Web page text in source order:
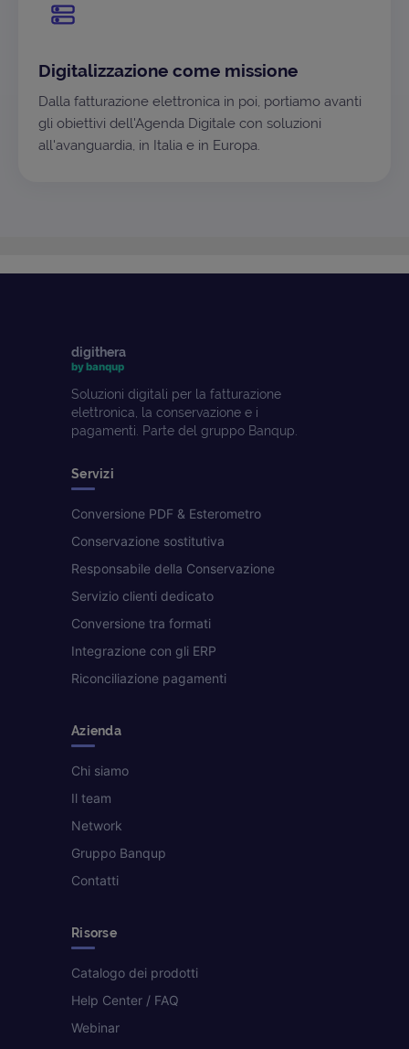
Digitalizzazione come missione
Dalla fatturazione elettronica in poi, portiamo avanti
gli obiettivi dell'Agenda Digitale con soluzioni
all'avanguardia, in Italia e in Europa.
digithera
by banqup
Soluzioni digitali per la fatturazione
elettronica, la conservazione e i
pagamenti. Parte del gruppo Banqup.
Servizi
Conversione PDF & Esterometro
Conservazione sostitutiva
Responsabile della Conservazione
Servizio clienti dedicato
Conversione tra formati
Integrazione con gli ERP
Riconciliazione pagamenti
Azienda
Chi siamo
Il team
Network
Gruppo Banqup
Contatti
Risorse
Catalogo dei prodotti
Help Center / FAQ
Webinar